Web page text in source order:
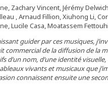
Zachary Vincent, Jérémy
, Arnaud Fillion, Xiuhong Li,
Lucile Casa, Moatassem
guider par ces musiques,
commercial de la diffusion de la
d’un nom, d’une identité
vivants et musicaux que
connaissent ensuite une